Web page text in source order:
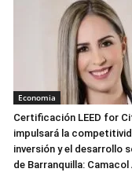
Economia
Certificación LEED for
impulsará la
inversión y el desarrollo
de Barranquilla: